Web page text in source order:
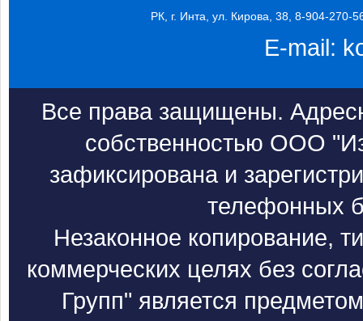
РК, г. Инта, ул. Кирова, 38, 8-904-270-
E-mail:
Все права защищены.
собственностью ООО
зафиксирована и
телефонных
Незаконное копирование,
коммерческих целях без
Групп" является